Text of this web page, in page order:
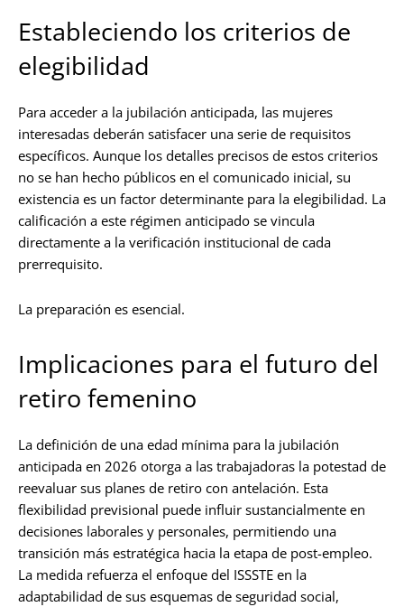
Estableciendo los criterios de
elegibilidad
Para acceder a la jubilación anticipada, las mujeres
interesadas deberán satisfacer una serie de requisitos
específicos. Aunque los detalles precisos de estos criterios
no se han hecho públicos en el comunicado inicial, su
existencia es un factor determinante para la elegibilidad. La
calificación a este régimen anticipado se vincula
directamente a la verificación institucional de cada
prerrequisito.
La preparación es esencial.
Implicaciones para el futuro del
retiro femenino
La definición de una edad mínima para la jubilación
anticipada en 2026 otorga a las trabajadoras la potestad de
reevaluar sus planes de retiro con antelación. Esta
flexibilidad previsional puede influir sustancialmente en
decisiones laborales y personales, permitiendo una
transición más estratégica hacia la etapa de post-empleo.
La medida refuerza el enfoque del ISSSTE en la
adaptabilidad de sus esquemas de seguridad social,